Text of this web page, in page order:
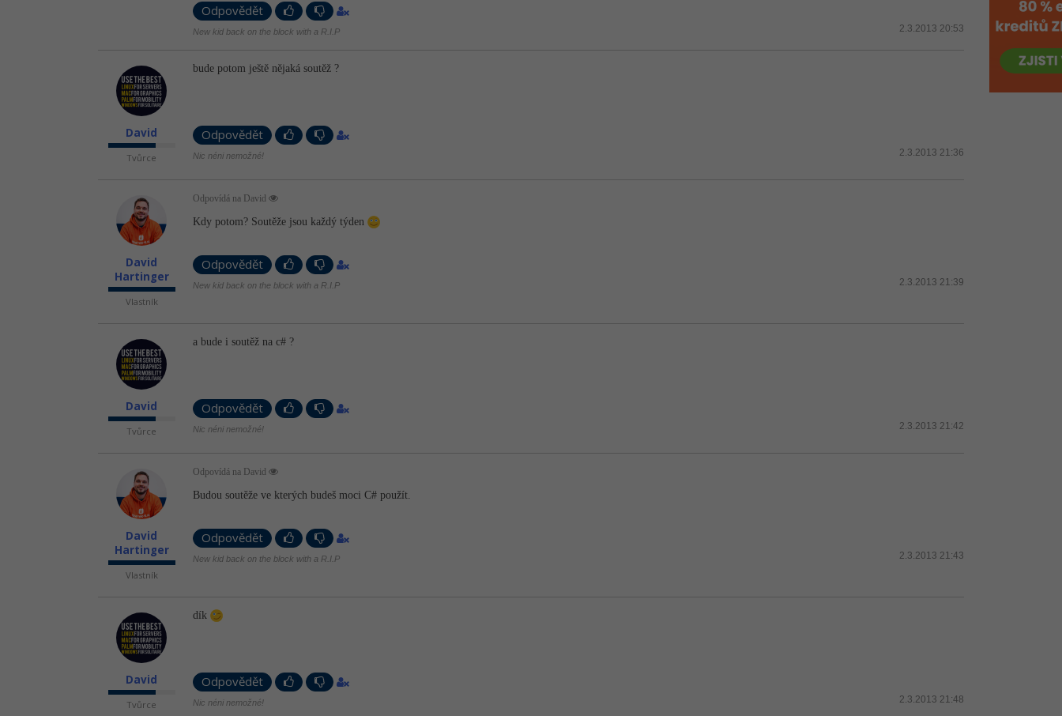
Odpovědět
2.3.2013 20:53
New kid back on the block with a R.I.P
David
Tvůrce
bude potom ještě nějaká soutěž ?
Odpovědět
2.3.2013 21:36
Nic néni nemožné!
David
Hartinger
Vlastník
Odpovídá na David
Kdy potom? Soutěže jsou každý týden
Odpovědět
2.3.2013 21:39
New kid back on the block with a R.I.P
David
Tvůrce
a bude i soutěž na c# ?
Odpovědět
2.3.2013 21:42
Nic néni nemožné!
David
Hartinger
Vlastník
Odpovídá na David
Budou soutěže ve kterých budeš moci C# použít.
Odpovědět
2.3.2013 21:43
New kid back on the block with a R.I.P
David
Tvůrce
dík
Odpovědět
2.3.2013 21:48
Nic néni nemožné!